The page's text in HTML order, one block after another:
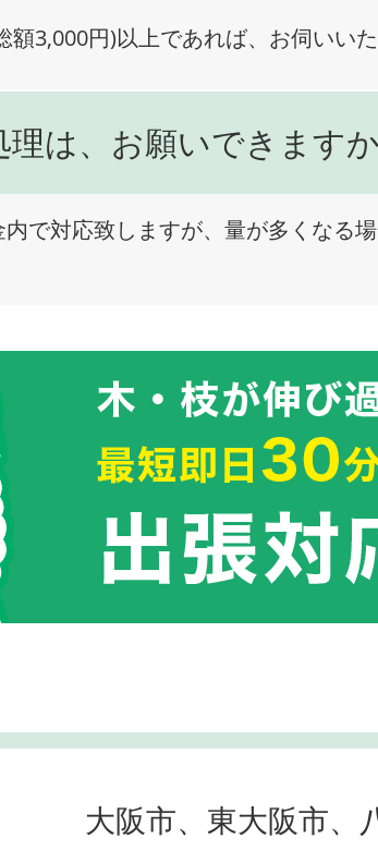
3,000円)以上であれば、お伺いいた
は、お願いできます
で対応致しますが、量が多くなる
大阪市、東大阪市、